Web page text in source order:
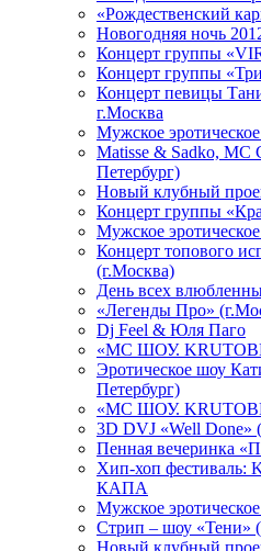
«Рождественский
Новогодняя ночь
Концерт группы
Концерт группы
Концерт певицы
г.Москва
Мужское
Matissе & Sadko, MC
Петербург)
Новый клубный
Концерт группы
Мужское
Концерт топового
(г.Москва)
День всех
«Легенды Про»
Dj Feel & Юля Паго
«МС ШОУ.
Эротическое шоу
Петербург)
«МС ШОУ.
3D DVJ «Well Done»
Пенная вечеринка
Хип-хоп
КАПА
Мужское
Стрип – шоу «Тени»
Новый клубный